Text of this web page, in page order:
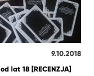
9.10.2018
lat 18 [RECENZJA]